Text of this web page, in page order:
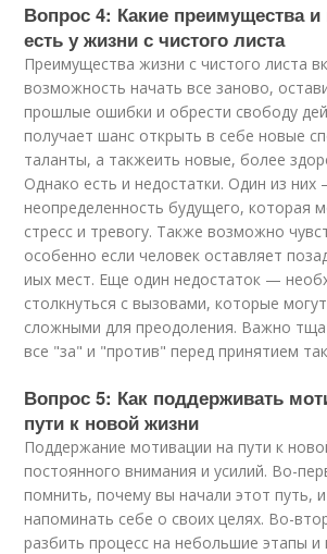
Вопрос 4: Какие преимущества и
есть у жизни с чистого листа
Преимущества жизни с чистого листа
возможность начать все заново,
прошлые ошибки и обрести свободу
получает шанс открыть в себе новые
таланты, а такжеить новые, более
Однако есть и недостатки. Один из них
неопределенность будущего, которая
стресс и тревогу. Также возможно
особенно если человек оставляет
иых мест. Еще один недостаток —
столкнуться с вызовами, которые
сложными для преодоления. Важно
все "за" и "против" перед принятием
Вопрос 5: Как поддерживать
пути к новой жизни
Поддержание мотивации на пути к
постоянного внимания и усилий. Во-
помнить, почему вы начали этот путь,
напоминать себе о своих целях. Во-
разбить процесс на небольшие этапы и